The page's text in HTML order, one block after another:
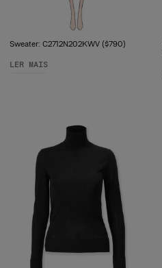
Sweater: C2712N202KWV ($790)
LER MAIS